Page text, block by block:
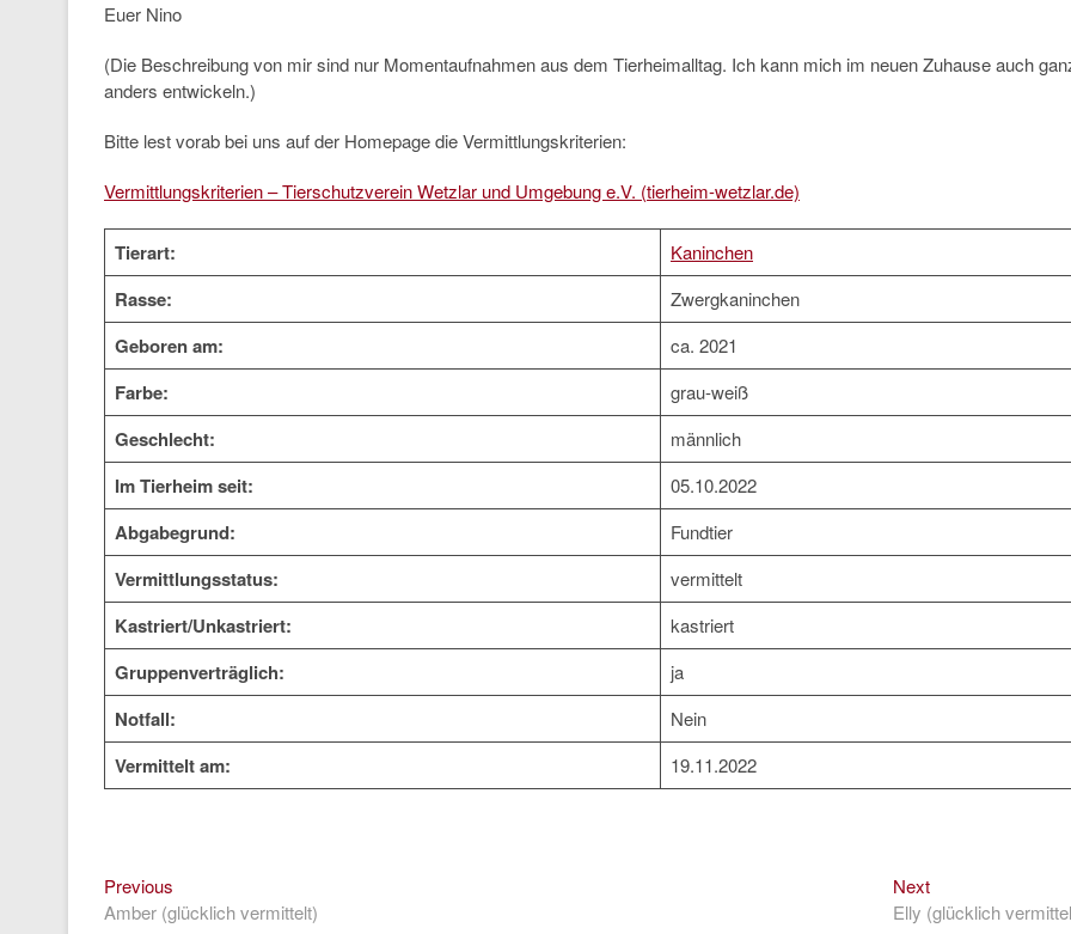
Euer Nino
(Die Beschreibung von mir sind nur Momentaufnahmen aus dem Tierheimalltag. Ich kann mich im neuen Zuhause auch
anders entwickeln.)
Bitte lest vorab bei uns auf der Homepage die Vermittlungskriterien:
Vermittlungskriterien – Tierschutzverein Wetzlar und Umgebung e.V. (tierheim-wetzlar.de)
Tierart: Kaninchen
Rasse: Zwergkaninchen
Geboren am: ca. 2021
Farbe: grau-weiß
Geschlecht: männlich
Im Tierheim seit: 05.10.2022
Abgabegrund: Fundtier
Vermittlungsstatus: vermittelt
Kastriert/Unkastriert: kastriert
Gruppenverträglich: ja
Notfall: Nein
Vermittelt am: 19.11.2022
Beitragsnavigation
Previous
post:
Amber (glücklich vermittelt)
NextNext
post:
Elly (glücklich